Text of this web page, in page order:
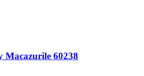
Macazurile 60238